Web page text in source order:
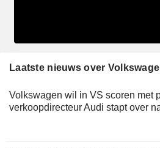
Laatste nieuws over
Volkswagen wil in VS scoren met
verkoopdirecteur Audi stapt over